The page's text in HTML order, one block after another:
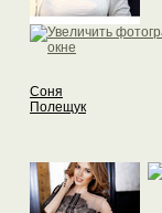
Соня
Полещук